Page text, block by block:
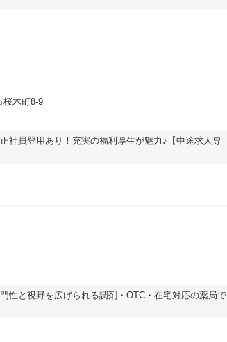
桜木町8-9
社員登用あり！充実の福利厚生が魅力♪【中途求人専
性と視野を広げられる調剤・OTC・在宅対応の薬局で